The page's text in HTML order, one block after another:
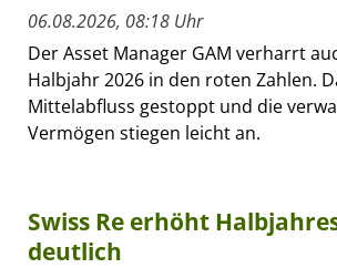
06.08.2026, 08:18 Uhr
Der Asset Manager GAM verharrt
Halbjahr 2026 in den roten Zahlen.
Mittelabfluss gestoppt und die
Vermögen stiegen leicht an.
Swiss Re erhöht
deutlich